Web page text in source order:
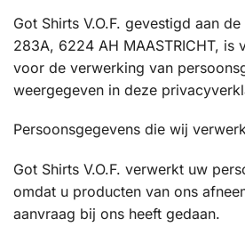
Got Shirts V.O.F. gevestigd aan
283A, 6224 AH MAASTRICHT, is
voor de verwerking van
weergegeven in deze
Persoonsgegevens die wij
Got Shirts V.O.F. verwerkt uw
omdat u producten van ons
aanvraag bij ons heeft gedaan.